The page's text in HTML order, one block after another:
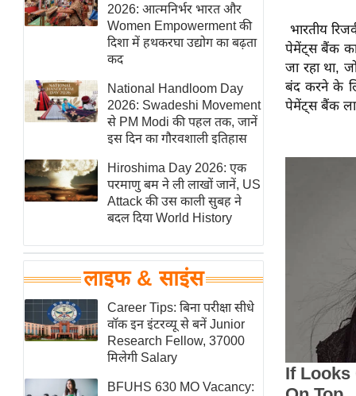
न्यूज ब्रीफ
मनोरंजन जगत
बॉलीवुड
हॉलीवुड
फिल्म समीक्षा
Breaking
News
लाइफस्टाइल
टेक्नॉलॉजी
घरेलू नुस्खे
पर्यटन स्थल
फिटनेस मंत्रा
रिलेशनशिप
राजनीति
विश्लेषण
2026: आत्मनिर्भर भारत और
Women Empowerment की
दिशा में हथकरघा उद्योग का बढ़ता
कद
National Handloom Day
2026: Swadeshi Movement
से PM Modi की पहल तक, जानें
इस दिन का गौरवशाली इतिहास
Hiroshima Day 2026: एक
परमाणु बम ने ली लाखों जानें, US
Attack की उस काली सुबह ने
बदल दिया World History
लाइफ & साइंस
Career Tips: बिना परीक्षा सीधे
वॉक इन इंटरव्यू से बनें Junior
Research Fellow, 37000
मिलेगी Salary
BFUHS 630 MO Vacancy:
भारतीय
पेमेंट्स बैंक का
जा रहा था,
बंद करने के
पेमेंट्स बैंक